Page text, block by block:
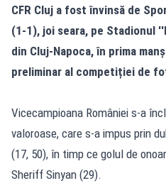
CFR Cluj a fost învinsă de
(1-1), joi seara, pe Stadionul
din Cluj-Napoca, în prima
preliminar al competiției de
Vicecampioana României s-a
valoroase, care s-a impus prin
(17, 50), în timp ce golul de
Sheriff Sinyan (29).